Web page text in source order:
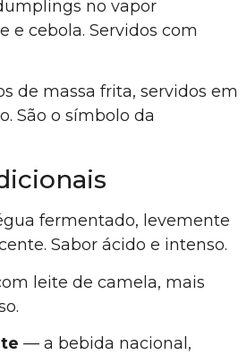
no vapor
e cebola. Servidos com
de massa frita, servidos em
São o símbolo da
fermentado, levemente
Sabor ácido e intenso.
leite de camela, mais
— a bebida nacional,